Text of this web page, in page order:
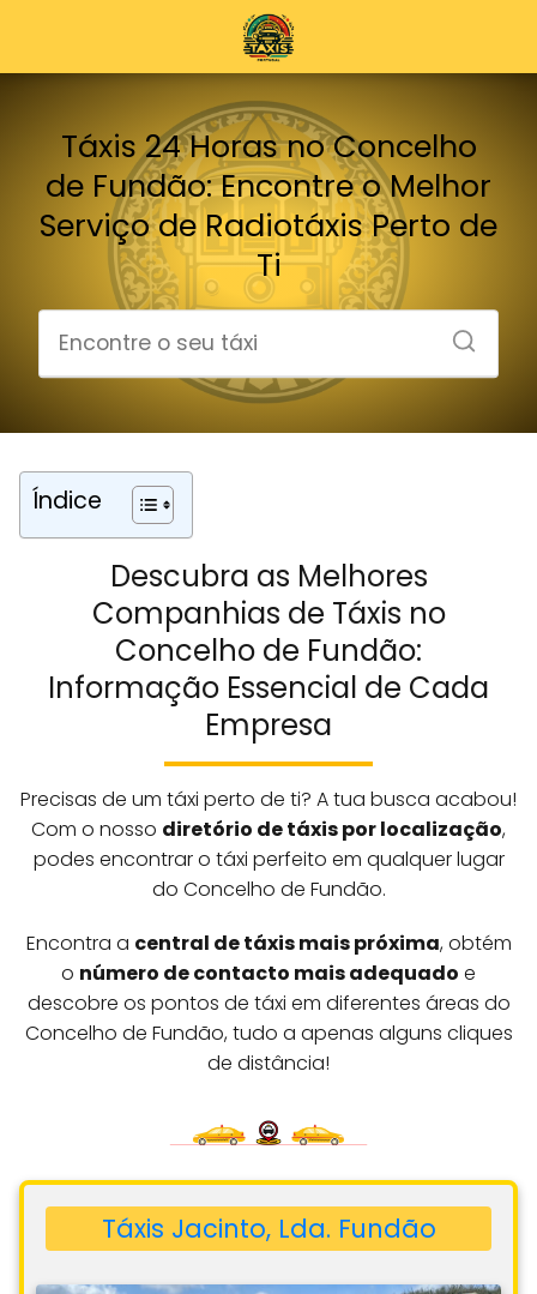
Táxis 24 Horas no Concelho
de Fundão: Encontre o Melhor
Serviço de Radiotáxis Perto de
Ti
Índice
Descubra as Melhores
Companhias de Táxis no
Concelho de Fundão:
Informação Essencial de Cada
Empresa
Precisas de um táxi perto de ti? A tua busca acabou!
Com o nosso diretório de táxis por localização,
podes encontrar o táxi perfeito em qualquer lugar
do Concelho de Fundão.
Encontra a central de táxis mais próxima, obtém
o número de contacto mais adequado e
descobre os pontos de táxi em diferentes áreas do
Concelho de Fundão, tudo a apenas alguns cliques
de distância!
Táxis Jacinto, Lda. Fundão